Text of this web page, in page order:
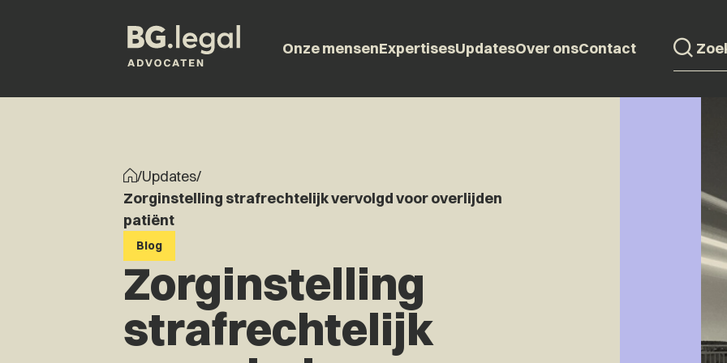
Onze mensenExpertisesUpdatesOver onsContact
/Updates/
Zorginstelling strafrechtelijk vervolgd voor overlijden
patiënt
Blog
Zorginstelling
strafrechtelijk